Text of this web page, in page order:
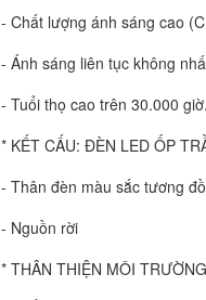
- Chất lượng ánh sáng cao
- Ánh sáng liên tục không
- Tuổi thọ cao trên 30.000 giờ.
* KẾT CẤU: ĐÈN LED ỐP
- Thân đèn màu sắc tương
- Nguồn rời
* THÂN THIỆN MÔI TRƯỜNG